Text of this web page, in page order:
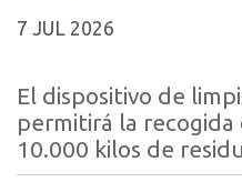
7 JUL 2026
El dispositivo de
permitirá la recogida
10.000 kilos de